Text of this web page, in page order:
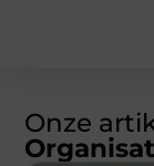
Onze